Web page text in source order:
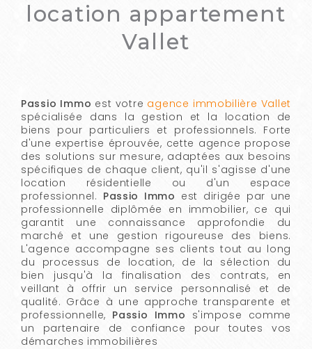
location appartement
Vallet
Passio Immo est votre agence immobilière Vallet
spécialisée dans la gestion et la location de
biens pour particuliers et professionnels. Forte
d'une expertise éprouvée, cette agence propose
des solutions sur mesure, adaptées aux besoins
spécifiques de chaque client, qu'il s'agisse d'une
location résidentielle ou d'un espace
professionnel. Passio Immo est dirigée par une
professionnelle diplômée en immobilier, ce qui
garantit une connaissance approfondie du
marché et une gestion rigoureuse des biens.
L'agence accompagne ses clients tout au long
du processus de location, de la sélection du
bien jusqu'à la finalisation des contrats, en
veillant à offrir un service personnalisé et de
qualité. Grâce à une approche transparente et
professionnelle, Passio Immo s'impose comme
un partenaire de confiance pour toutes vos
démarches immobilières